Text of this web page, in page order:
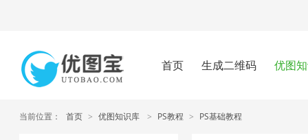
首页 生成二维码 优图
当前位置： 首页 > 优图知识库 > PS教程 > PS基础教程